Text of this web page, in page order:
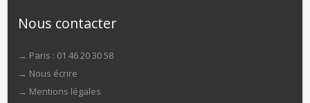
Nous contacter
→ Paris : 01 46 20 30 58
→ Nous écrire
→ Mentions légales